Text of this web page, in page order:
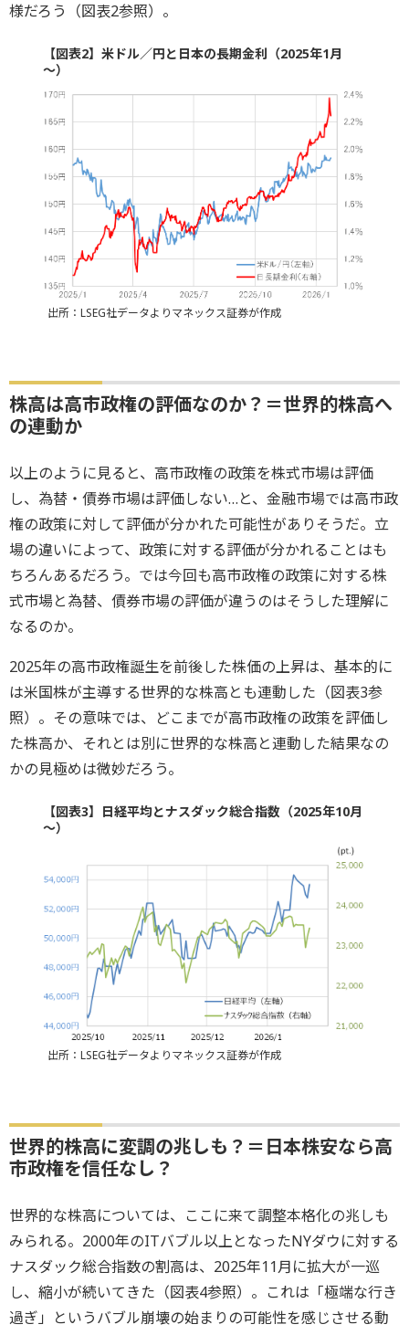
様だろう（図表2参照）。
【図表2】米ドル／円と日本の長期金利（2025年1月
～）
出所：LSEG社データよりマネックス証券が作成
株高は高市政権の評価なのか？＝世界的株高へ
の連動か
以上のように見ると、高市政権の政策を株式市場は評価
し、為替・債券市場は評価しない…と、金融市場では高市政
権の政策に対して評価が分かれた可能性がありそうだ。立
場の違いによって、政策に対する評価が分かれることはも
ちろんあるだろう。では今回も高市政権の政策に対する株
式市場と為替、債券市場の評価が違うのはそうした理解に
なるのか。
2025年の高市政権誕生を前後した株価の上昇は、基本的に
は米国株が主導する世界的な株高とも連動した（図表3参
照）。その意味では、どこまでが高市政権の政策を評価し
た株高か、それとは別に世界的な株高と連動した結果なの
かの見極めは微妙だろう。
【図表3】日経平均とナスダック総合指数（2025年10月
～）
出所：LSEG社データよりマネックス証券が作成
世界的株高に変調の兆しも？＝日本株安なら高
市政権を信任なし？
世界的な株高については、ここに来て調整本格化の兆しも
みられる。2000年のITバブル以上となったNYダウに対する
ナスダック総合指数の割高は、2025年11月に拡大が一巡
し、縮小が続いてきた（図表4参照）。これは「極端な行き
過ぎ」というバブル崩壊の始まりの可能性を感じさせる動